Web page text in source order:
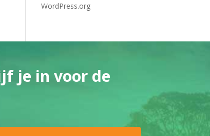
WordPress.org
je in voor de